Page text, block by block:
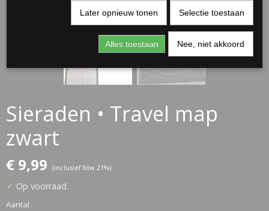
Sieraden • Travel map
zwart
€ 9,99 (inclusief btw 21%)
✓ Op voorraad
Aantal
Later opnieuw tonen Selectie toestaan
Alles toestaan Nee, niet akkoord